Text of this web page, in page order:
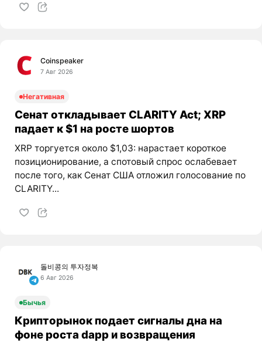
Coinspeaker
7 Авг 2026
Негативная
Сенат откладывает CLARITY Act; XRP
падает к $1 на росте шортов
XRP торгуется около $1,03: нарастает короткое
позиционирование, а спотовый спрос ослабевает
после того, как Сенат США отложил голосование по
CLARITY...
돌비콩의 투자정복
6 Авг 2026
Бычья
Крипторынок подает сигналы дна на
фоне роста dapp и возвращения